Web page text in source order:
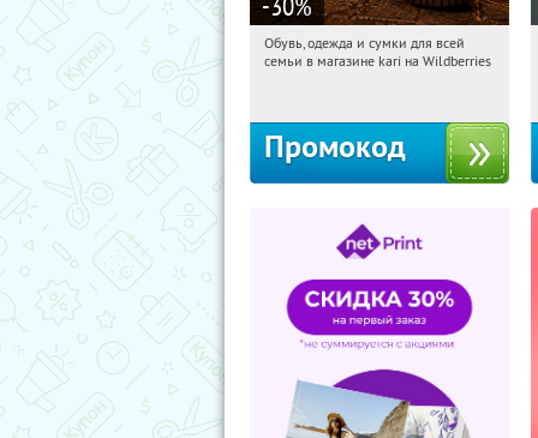
10:51:59 Получили:
Обувь, одежда и сумки для всей
семьи в магазине kari на Wildberries
Промокод